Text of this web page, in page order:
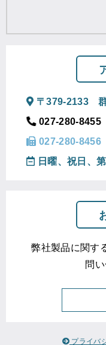
〒379-2133
027-280-8455
027-280-8456
日曜、祝日、
弊社製品に関す
問
プライバ